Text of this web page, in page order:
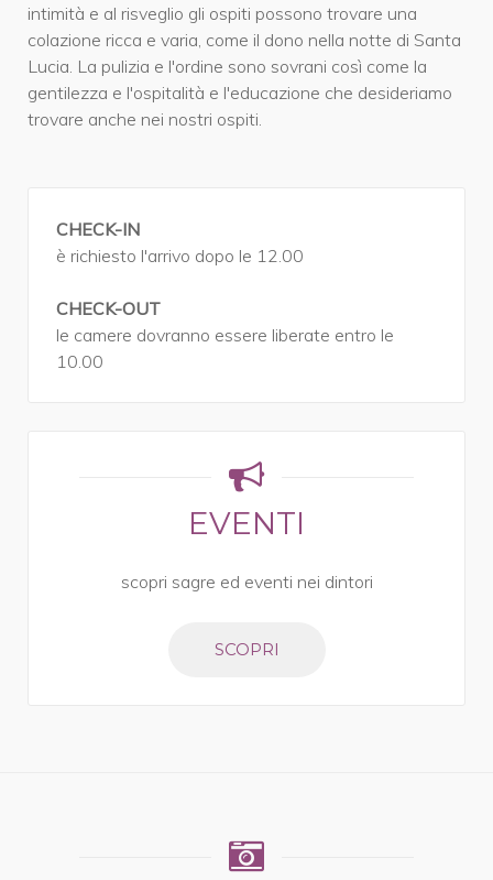
intimità e al risveglio gli ospiti possono trovare una
colazione ricca e varia, come il dono nella notte di Santa
Lucia. La pulizia e l'ordine sono sovrani così come la
gentilezza e l'ospitalità e l'educazione che desideriamo
trovare anche nei nostri ospiti.
CHECK-IN
è richiesto l'arrivo dopo le 12.00
CHECK-OUT
le camere dovranno essere liberate entro le
10.00
EVENTI
scopri sagre ed eventi nei dintori
SCOPRI